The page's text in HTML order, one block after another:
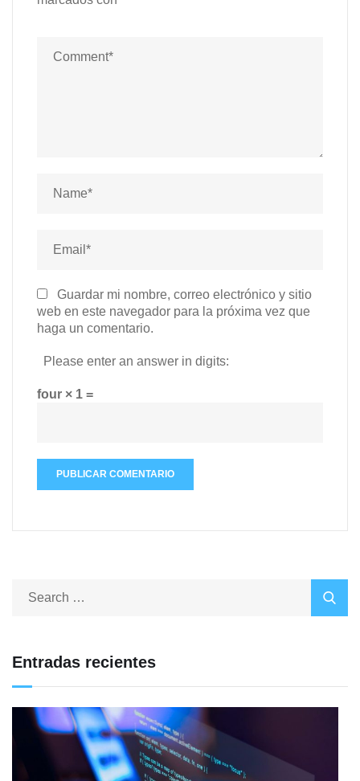
Guardar mi nombre, correo electrónico y sitio
web en este navegador para la próxima vez que
haga un comentario.
Please enter an answer in digits:
four × 1 =
Entradas recientes